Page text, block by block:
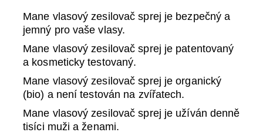
Mane vlasový zesilovač sprej je bezpečný a
jemný pro vaše vlasy.
Mane vlasový zesilovač sprej je patentovaný
a kosmeticky testovaný.
Mane vlasový zesilovač sprej je organický
(bio) a není testován na zvířatech.
Mane vlasový zesilovač sprej je užíván denně
tisíci muži a ženami.